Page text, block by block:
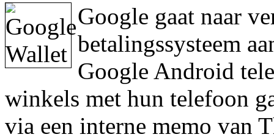
Google gaat naar
betalingssysteem
Google Android
winkels met hun telefoon
via een interne memo van